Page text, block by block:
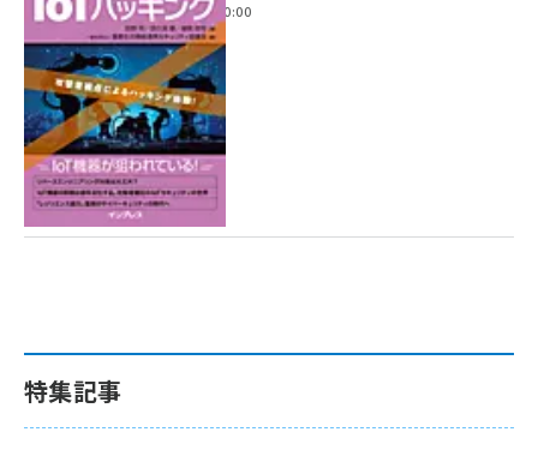
2022年6月14日 0:00
特集記事